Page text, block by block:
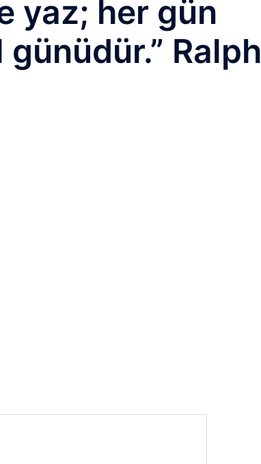
yaz; her gün
günüdür.” Ralph